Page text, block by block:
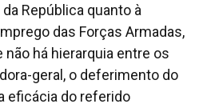
República quanto à
das Forças Armadas,
há hierarquia entre os
geral, o deferimento do
eficácia do referido